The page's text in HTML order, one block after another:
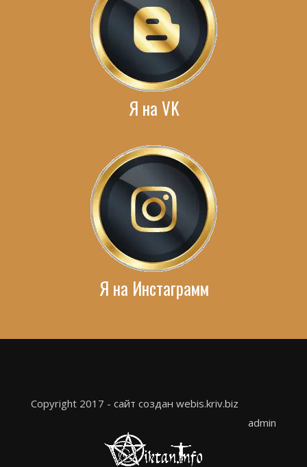
Я на VK
Я на Инстаграмм
Copyright 2017 - сайт создан webis.kriv.biz
admin